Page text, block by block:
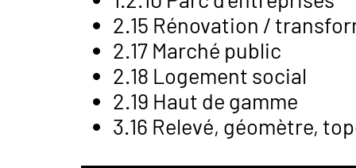
2.15 Rénovation /
2.17 Marché public
2.18 Logement social
2.19 Haut de gamme
3.16 Relevé, géomètre,